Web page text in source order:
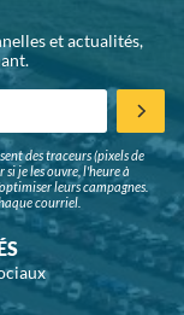
et actualités,
des traceurs (pixels de
si je les ouvre, l'heure à
leurs campagnes.
courriel.